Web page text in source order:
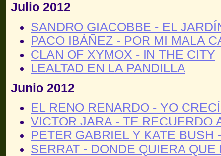
Julio 2012
SANDRO GIACOBBE - EL
PACO IBÁÑEZ - POR MI MALA
CLAN OF XYMOX - IN THE CITY
LEALTAD EN LA PANDILLA
Junio 2012
EL RENO RENARDO - YO
VICTOR JARA - TE RECUERDO
PETER GABRIEL Y KATE BUSH
SERRAT - DONDE QUIERA QUE